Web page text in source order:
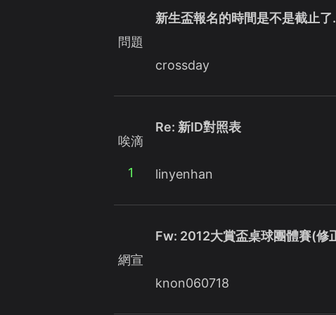
問題
新生盃報名的時間是不是截止了
crossday
唉滴
1
Re: 新ID對照表
linyenhan
網宣
Fw: 2012大賞盃桌球團體賽(修
knon060718